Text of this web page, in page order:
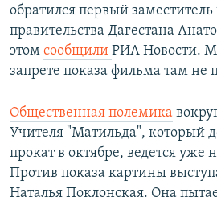
обратился первый заместитель
правительства Дагестана
этом сообщили РИА Новости.
запрете показа фильма там не
Общественная полемика
Учителя "Матильда", который
прокат в октябре, ведется уже
Против показа картины
Наталья Поклонская. Она